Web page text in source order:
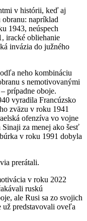
v histórii, keď aj
napríklad
1943, neúspech
iracké obliehanie
invázia do južného
neho kombináciu
s nemotivovanými
prípadne oboje.
vyradila Francúzsko
zväzu v roku 1941
ofenzíva vo vojne
za menej ako šesť
v roku 1991 dobyla
prerátali.
v roku 2022
ruskú
ale Rusi sa zo svojich
už predstavovali oveľa